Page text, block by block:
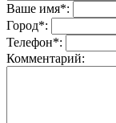
Ваше имя*:
Город*:
Телефон*:
Комментарий: